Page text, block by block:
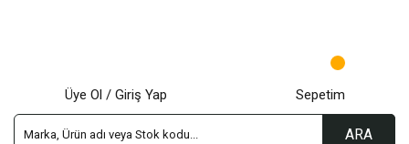
ARA
Üye Ol / Giriş Yap Sepetim